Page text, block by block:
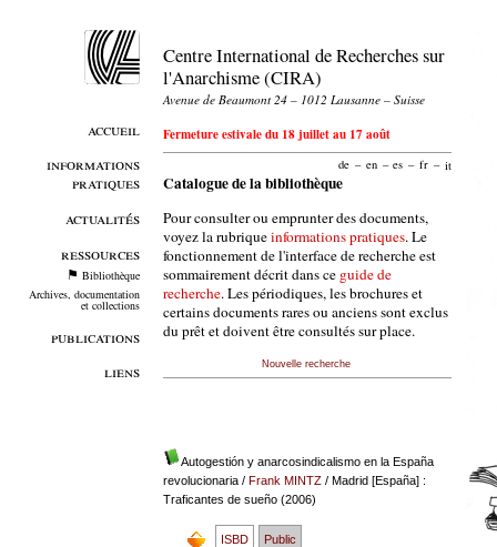
accueil
informations
pratiques
actualités
ressources
Bibliothèque
Archives, documentation
et collections
publications
liens
Centre International de Recherches sur
l'Anarchisme (CIRA)
Avenue de Beaumont 24 – 1012 Lausanne – Suisse
Fermeture estivale du 18 juillet au 17 août
de – en – es – fr – it
Catalogue de la bibliothèque
Pour consulter ou emprunter des documents,
voyez la rubriqueinformations pratiques. Le
fonctionnement de l'interface de recherche est
sommairement décrit dans ce guide de
recherche. Les périodiques, les brochures et
certains documents rares ou anciens sont exclus
du prêt et doivent être consultés sur place.
Nouvelle recherche
Autogestión y anarcosindicalismo en la España
revolucionaria/ Frank MINTZ/ Madrid [España] :
Traficantes de sueño (2006)
ISBD Public